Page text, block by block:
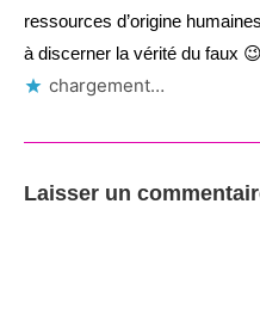
ressources d’origine
à discerner la vérité du faux 😉
chargement…
Laisser un